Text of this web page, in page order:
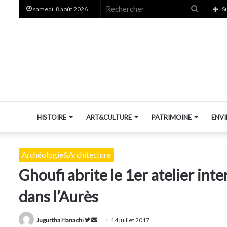
samedi, 8 août 2026
HISTOIRE ART&CULTURE PATRIMOINE
Archéologie&Architecture
Ghoufi abrite le 1er atelier
dans l’Aurès
Jugurtha Hanachi
Suivre
Envoyer14 juillet 2017